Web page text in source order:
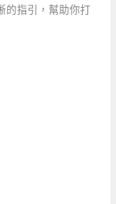
的指引，幫助你打